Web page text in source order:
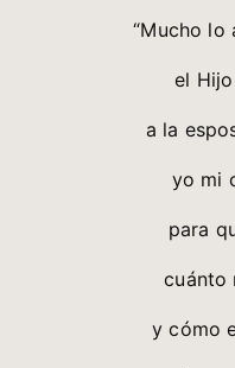
“Mucho lo
el
a la
yo mi
para
cuánto
y cómo